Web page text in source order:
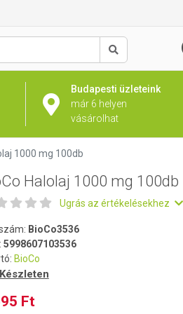
Keresés
Budapesti üzleteink
már 6 helyen
vásárolhat
1000 mg 100db
Halolaj 1000 mg 100db
Ugrás az értékelésekhez
BioCo3536
5998607103536
BioCo
Készleten
Ft